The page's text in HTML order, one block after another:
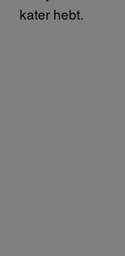
kater hebt.